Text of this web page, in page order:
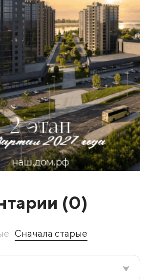
(0)
Сначала старые